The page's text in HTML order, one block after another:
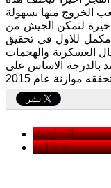
لتمكن الجيش من
للاول في تحقيق
العسكرية والهجمات
بالدرجة الاساس على
< السابق
التالي >